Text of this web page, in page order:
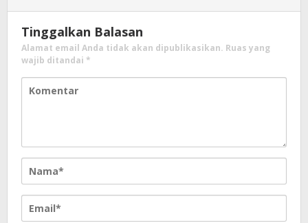
Tinggalkan Balasan
Alamat email Anda tidak akan dipublikasikan. Ruas yang
wajib ditandai *